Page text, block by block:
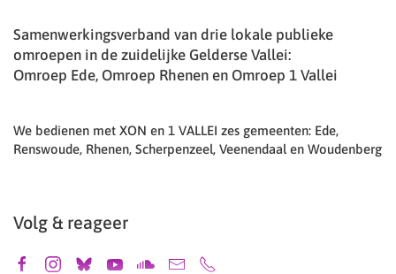
Samenwerkingsverband van drie lokale publieke
omroepen in de zuidelijke Gelderse Vallei:
Omroep Ede, Omroep Rhenen en Omroep 1 Vallei
We bedienen met XON en 1 VALLEI zes gemeenten: Ede,
Renswoude, Rhenen, Scherpenzeel, Veenendaal en Woudenberg
Volg & reageer